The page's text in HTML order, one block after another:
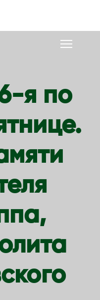
я по